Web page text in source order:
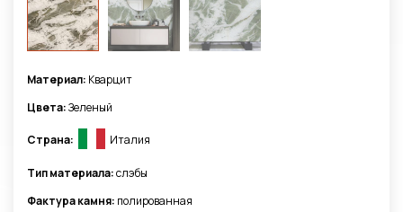
Материал: Кварцит
Цвета:Зеленый
Страна: Италия
Тип материала:слэбы
Фактура камня: полированная